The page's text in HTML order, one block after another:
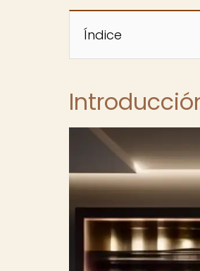
Índice